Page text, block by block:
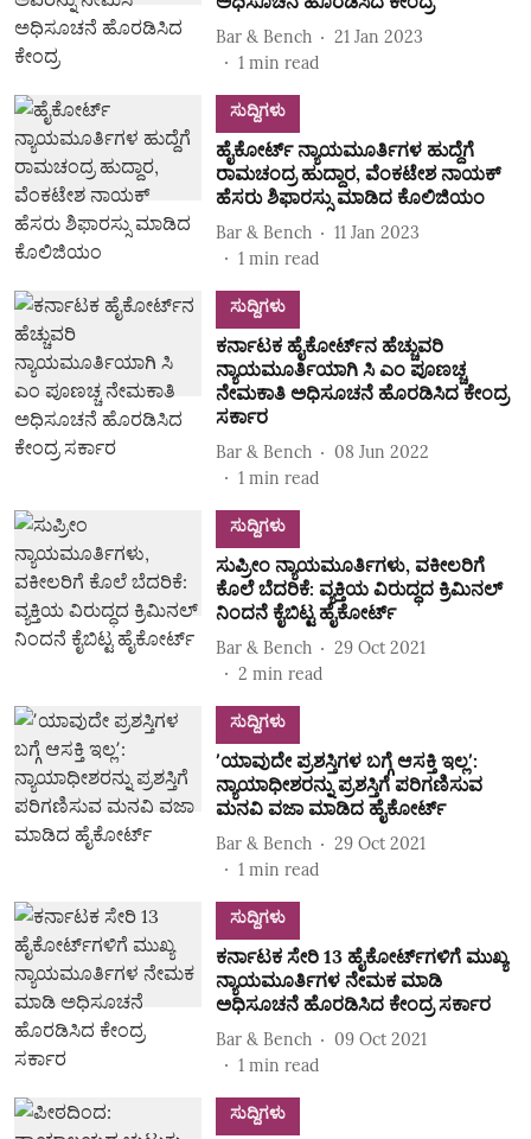
Bar & Bench
21 Jan 2023
1 min read
ಸುದ್ದಿಗಳು
ಹೈಕೋರ್ಟ್‌ ನ್ಯಾಯಮೂರ್ತಿಗಳ ಹುದ್ದೆಗೆ
ರಾಮಚಂದ್ರ ಹುದ್ದಾರ, ವೆಂಕಟೇಶ ನಾಯಕ್‌
ಹೆಸರು ಶಿಫಾರಸ್ಸು ಮಾಡಿದ ಕೊಲಿಜಿಯಂ
Bar & Bench
11 Jan 2023
1 min read
ಸುದ್ದಿಗಳು
ಕರ್ನಾಟಕ ಹೈಕೋರ್ಟ್‌ನ ಹೆಚ್ಚುವರಿ
ನ್ಯಾಯಮೂರ್ತಿಯಾಗಿ ಸಿ ಎಂ ಪೂಣಚ್ಚ
ನೇಮಕಾತಿ ಅಧಿಸೂಚನೆ ಹೊರಡಿಸಿದ ಕೇಂದ್ರ
ಸರ್ಕಾರ
Bar & Bench
08 Jun 2022
1 min read
ಸುದ್ದಿಗಳು
ಸುಪ್ರೀಂ ನ್ಯಾಯಮೂರ್ತಿಗಳು, ವಕೀಲರಿಗೆ
ಕೊಲೆ ಬೆದರಿಕೆ: ವ್ಯಕ್ತಿಯ ವಿರುದ್ಧದ ಕ್ರಿಮಿನಲ್‌
ನಿಂದನೆ ಕೈಬಿಟ್ಟ ಹೈಕೋರ್ಟ್‌
Bar & Bench
29 Oct 2021
2 min read
ಸುದ್ದಿಗಳು
ʼಯಾವುದೇ ಪ್ರಶಸ್ತಿಗಳ ಬಗ್ಗೆ ಆಸಕ್ತಿ ಇಲ್ಲʼ:
ನ್ಯಾಯಾಧೀಶರನ್ನು ಪ್ರಶಸ್ತಿಗೆ ಪರಿಗಣಿಸುವ
ಮನವಿ ವಜಾ ಮಾಡಿದ ಹೈಕೋರ್ಟ್‌
Bar & Bench
29 Oct 2021
1 min read
ಸುದ್ದಿಗಳು
ಕರ್ನಾಟಕ ಸೇರಿ 13 ಹೈಕೋರ್ಟ್‌ಗಳಿಗೆ ಮುಖ್ಯ
ನ್ಯಾಯಮೂರ್ತಿಗಳ ನೇಮಕ ಮಾಡಿ
ಅಧಿಸೂಚನೆ ಹೊರಡಿಸಿದ ಕೇಂದ್ರ ಸರ್ಕಾರ
Bar & Bench
09 Oct 2021
1 min read
ಸುದ್ದಿಗಳು